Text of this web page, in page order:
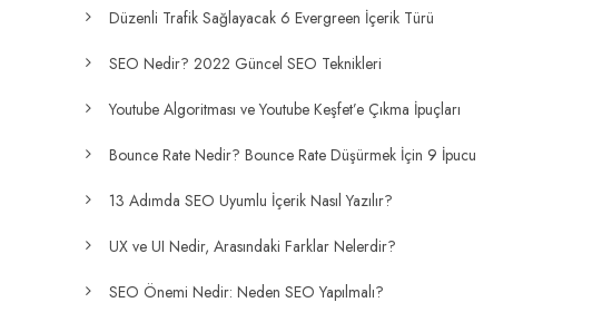
Düzenli Trafik Sağlayacak 6 Evergreen İçerik Türü
SEO Nedir? 2022 Güncel SEO Teknikleri
Youtube Algoritması ve Youtube Keşfet’e Çıkma İpuçları
Bounce Rate Nedir? Bounce Rate Düşürmek İçin 9 İpucu
13 Adımda SEO Uyumlu İçerik Nasıl Yazılır?
UX ve UI Nedir, Arasındaki Farklar Nelerdir?
SEO Önemi Nedir: Neden SEO Yapılmalı?